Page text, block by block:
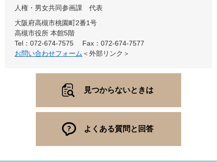
人権・男女共同参画課
代表
大阪府高槻市桃園町2番1号
高槻市役所 本館5階
Tel：072-674-7575
Fax：072-674-7577
お問い合わせフォーム ＜外部リンク＞
見つからないときは
よくある質問と回答